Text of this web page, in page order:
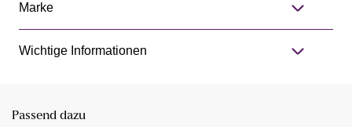
Marke
Wichtige Informationen
Passend dazu